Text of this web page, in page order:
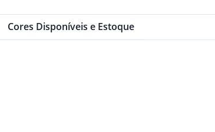
Cores Disponíveis e Estoque